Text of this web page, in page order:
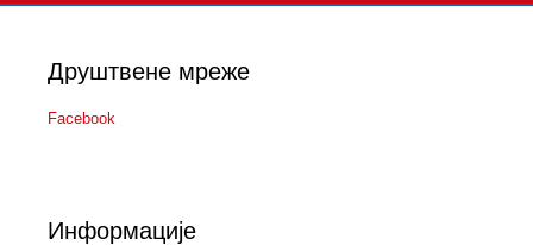
Друштвене мреже
Facebook
Информације